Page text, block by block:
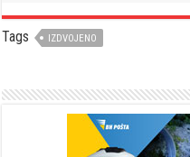
Tags IZDVOJENO